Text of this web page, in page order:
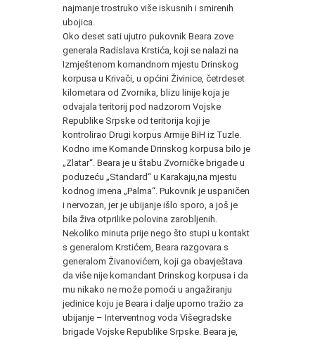
najmanje trostruko više iskusnih i smirenih
ubojica.
Oko deset sati ujutro pukovnik Beara zove
generala Radislava Krstića, koji se nalazi na
Izmještenom komandnom mjestu Drinskog
korpusa u Krivači, u općini Živinice, četrdeset
kilometara od Zvornika, blizu linije koja je
odvajala teritorij pod nadzorom Vojske
Republike Srpske od teritorija koji je
kontrolirao Drugi korpus Armije BiH iz Tuzle.
Kodno ime Komande Drinskog korpusa bilo je
„Zlatar“. Beara je u štabu Zvorničke brigade u
poduzeću „Standard“ u Karakaju,na mjestu
kodnog imena „Palma“. Pukovnik je uspaničen
i nervozan, jer je ubijanje išlo sporo, a još je
bila živa otprilike polovina zarobljenih.
Nekoliko minuta prije nego što stupi u kontakt
s generalom Krstićem, Beara razgovara s
generalom Živanovićem, koji ga obavještava
da više nije komandant Drinskog korpusa i da
mu nikako ne može pomoći u angažiranju
jedinice koju je Beara i dalje uporno tražio za
ubijanje – Interventnog voda Višegradske
brigade Vojske Republike Srpske. Beara je,